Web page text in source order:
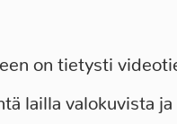
on tietysti
lailla valokuvista ja